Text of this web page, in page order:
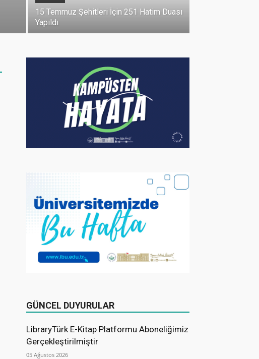
15 Temmuz Şehitleri İçin 251 Hatim Duası
Yapıldı
GÜNCEL DUYURULAR
LibraryTürk E-Kitap Platformu Aboneliğimiz
Gerçekleştirilmiştir
05 Ağustos 2026